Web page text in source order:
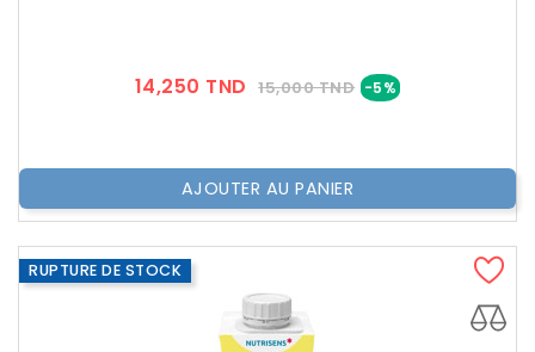
14,250 TND Prix
15,000 TND -5%Prix
AJOUTER AU PANIER
RUPTURE DE STOCK